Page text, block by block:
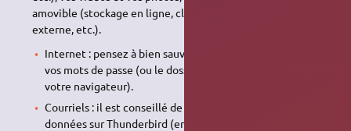
amovible (stockage en ligne, clé
externe, etc.).
Internet : pensez à bien sauvegarder vos marque-pages et
vos mots de passe (ou le dossier profil de Firefox si c'est
votre navigateur).
Courriels : il est conseillé de transférer d'abord vos
données sur Thunderbird (en installant Thunderbird sous